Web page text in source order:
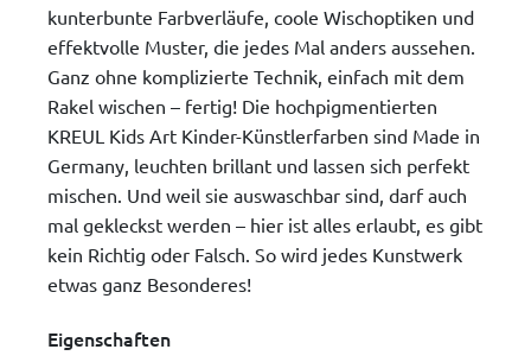
kunterbunte Farbverläufe, coole Wischoptiken und
effektvolle Muster, die jedes Mal anders aussehen.
Ganz ohne komplizierte Technik, einfach mit dem
Rakel wischen – fertig! Die hochpigmentierten
KREUL Kids Art Kinder-Künstlerfarben sind Made in
Germany, leuchten brillant und lassen sich perfekt
mischen. Und weil sie auswaschbar sind, darf auch
mal gekleckst werden – hier ist alles erlaubt, es gibt
kein Richtig oder Falsch. So wird jedes Kunstwerk
etwas ganz Besonderes!
Eigenschaften